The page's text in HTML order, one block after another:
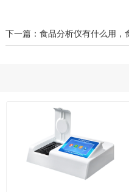
下一篇：食品分析仪有什么用，